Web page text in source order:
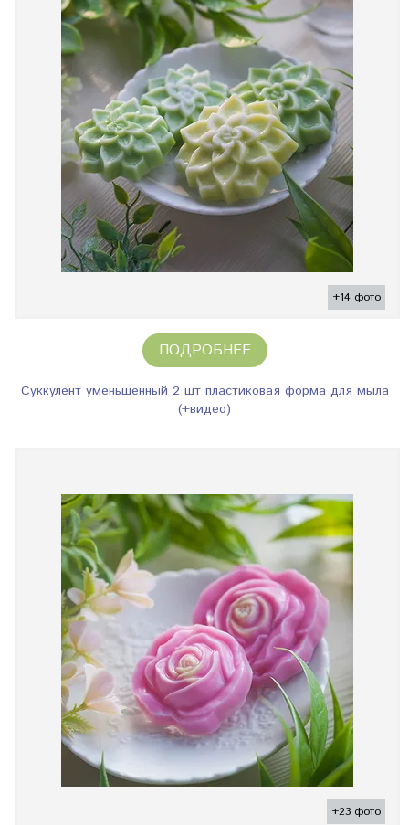
+14 фото
ПОДРОБНЕЕ
Суккулент уменьшенный 2 шт пластиковая форма для мыла
(+видео)
+23 фото